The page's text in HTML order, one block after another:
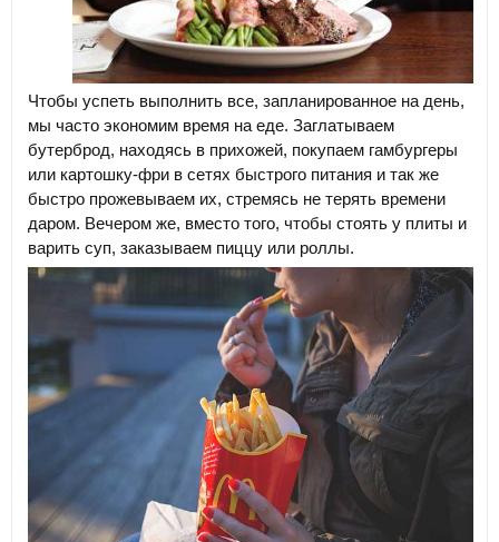
Чтобы успеть выполнить все, запланированное на день,
мы часто экономим время на еде. Заглатываем
бутерброд, находясь в прихожей, покупаем гамбургеры
или картошку-фри в сетях быстрого питания и так же
быстро прожевываем их, стремясь не терять времени
даром. Вечером же, вместо того, чтобы стоять у плиты и
варить суп, заказываем пиццу или роллы.